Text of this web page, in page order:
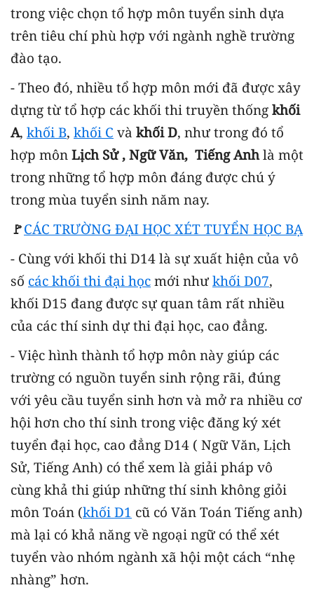
trong việc chọn tổ hợp môn tuyển sinh dựa
trên tiêu chí phù hợp với ngành nghề trường
đào tạo.
- Theo đó, nhiều tổ hợp môn mới đã được xây
dựng từ tổ hợp các khối thi truyền thống khối
A, khối B, khối C và khối D, như trong đó tổ
hợp môn Lịch Sử , Ngữ Văn, Tiếng Anhlà một
trong những tổ hợp môn đáng được chú ý
trong mùa tuyển sinh năm nay.
🚩CÁC TRƯỜNG ĐẠI HỌC XÉT TUYỂN HỌC BẠ
- Cùng với khối thi D14 là sự xuất hiện của vô
số các khối thi đại học mới như khối D07,
khối D15 đang được sự quan tâm rất nhiều
của các thí sinh dự thi đại học, cao đẳng.
- Việc hình thành tổ hợp môn này giúp các
trường có nguồn tuyển sinh rộng rãi, đúng
với yêu cầu tuyển sinh hơn và mở ra nhiều cơ
hội hơn cho thí sinh trong việc đăng ký xét
tuyển đại học, cao đẳng D14 ( Ngữ Văn, Lịch
Sử, Tiếng Anh) có thể xem là giải pháp vô
cùng khả thi giúp những thí sinh không giỏi
môn Toán (khối D1 cũ có Văn Toán Tiếng anh)
mà lại có khả năng về ngoại ngữ có thể xét
tuyển vào nhóm ngành xã hội một cách “nhẹ
nhàng” hơn.